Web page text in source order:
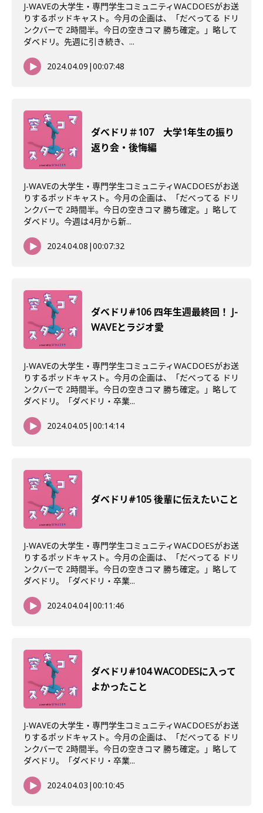
J-WAVEの大学生・専門学生コミュニティWACDOESがお送
りするポッドキャスト。今月の企画は、「だべってる ドリ
ンクバーで 2時間半。今日の空きコマ 勝ち確定。」略して
ダベドリ。先週に引き続き、...
2024.04.09 |00:07:48
ダべドリ＃107 大学1年生の振り
返り会・後悔編
J-WAVEの大学生・専門学生コミュニティWACDOESがお送
りするポッドキャスト。今月の企画は、「だべってる ドリ
ンクバーで 2時間半。今日の空きコマ 勝ち確定。」略して
ダベドリ。今週は4月から新...
2024.04.08 |00:07:32
ダベドリ#106 四年生週最終回！ J-
WAVEとラジオ愛
J-WAVEの大学生・専門学生コミュニティWACDOESがお送
りするポッドキャスト。今月の企画は、「だべってる ドリ
ンクバーで 2時間半。今日の空きコマ 勝ち確定。」略して
ダベドリ。「ダベドリ・卒業...
2024.04.05 |00:14:14
ダベドリ#105 後輩に伝えたいこと
J-WAVEの大学生・専門学生コミュニティWACDOESがお送
りするポッドキャスト。今月の企画は、「だべってる ドリ
ンクバーで 2時間半。今日の空きコマ 勝ち確定。」略して
ダベドリ。「ダベドリ・卒業...
2024.04.04|00:11:46
ダベドリ#104 WACODESに入って
よかったこと
J-WAVEの大学生・専門学生コミュニティWACDOESがお送
りするポッドキャスト。今月の企画は、「だべってる ドリ
ンクバーで 2時間半。今日の空きコマ 勝ち確定。」略して
ダベドリ。「ダベドリ・卒業...
2024.04.03 |00:10:45